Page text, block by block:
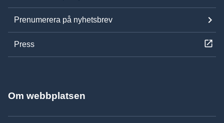
Prenumerera på nyhetsbrev
Press
Om webbplatsen